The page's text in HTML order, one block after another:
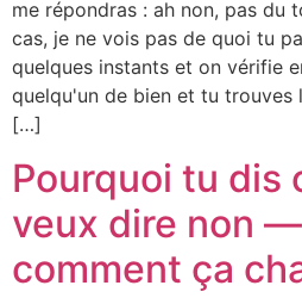
me répondras : ah non, pas du
cas, je ne vois pas de quoi tu
quelques instants et on vérifie
quelqu'un de bien et tu
[…]
Pourquoi tu dis
veux dire non
comment ça